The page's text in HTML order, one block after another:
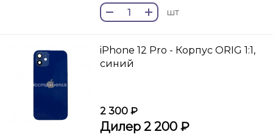
шт
iPhone 12 Pro - Корпус ORIG 1:1,
синий
2 300 ₽
Дилер 2 200 ₽